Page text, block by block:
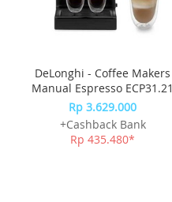
DeLonghi - Coffee Makers
Manual Espresso ECP31.21
Rp 3.629.000
+Cashback Bank
Rp 435.480*